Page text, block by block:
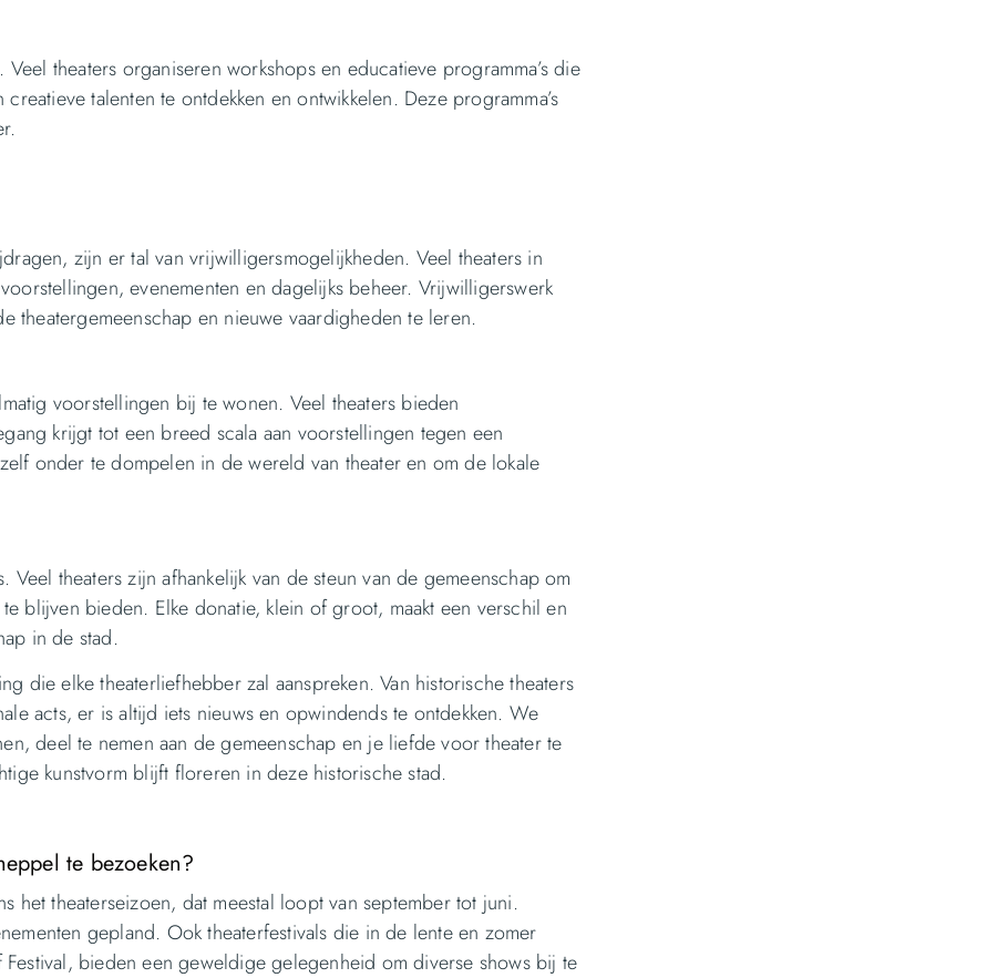
theaters organiseren workshops en educatieve programma’s die
talenten te ontdekken en ontwikkelen. Deze programma’s
zijn er tal van vrijwilligersmogelijkheden. Veel theaters in
evenementen en dagelijks beheer. Vrijwilligerswerk
theatergemeenschap en nieuwe vaardigheden te leren.
voorstellingen bij te wonen. Veel theaters bieden
krijgt tot een breed scala aan voorstellingen tegen een
onder te dompelen in de wereld van theater en om de lokale
theaters zijn afhankelijk van de steun van de gemeenschap om
blijven bieden. Elke donatie, klein of groot, maakt een verschil en
in de stad.
die elke theaterliefhebber zal aanspreken. Van historische theaters
acts, er is altijd iets nieuws en opwindends te ontdekken. We
deel te nemen aan de gemeenschap en je liefde voor theater te
kunstvorm blijft floreren in deze historische stad.
te bezoeken?
het theaterseizoen, dat meestal loopt van september tot juni.
gepland. Ook theaterfestivals die in de lente en zomer
bieden een geweldige gelegenheid om diverse shows bij te